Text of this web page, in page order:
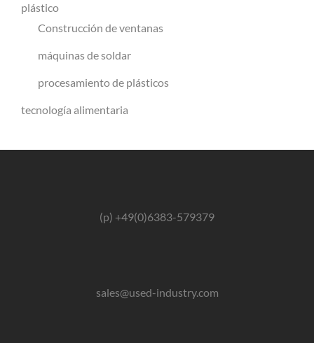
plástico
Construcción de ventanas
máquinas de soldar
procesamiento de plásticos
tecnología alimentaria
(p) +49(0)6383-579379
sales@used-industry.com